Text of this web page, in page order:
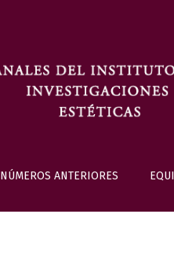
NÚMEROS ANTERIORES